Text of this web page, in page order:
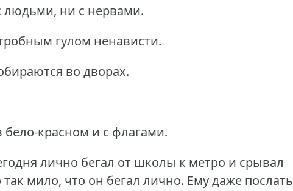
людьми, ни с нервами.
гулом ненависти.
во дворах.
красном и с флагами.
лично бегал от школы к метро и срывал
так мило, что он бегал лично. Ему даже послать